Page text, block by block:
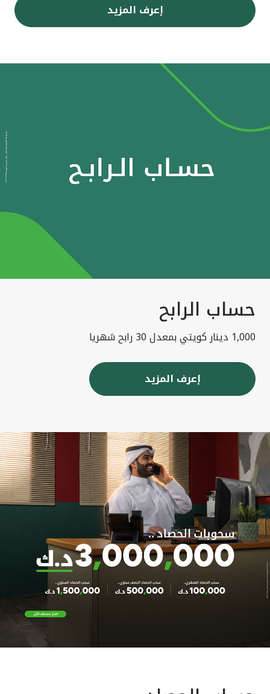
إعرف المزيد
حساب الرابح
1,000 دينار كويتي بمعدل 30 رابح شهريا
إعرف المزيد